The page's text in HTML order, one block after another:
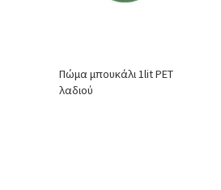
Πώμα μπουκάλι 1lit PET
λαδιού